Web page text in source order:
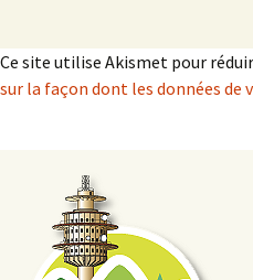
Ce site utilise Akismet pour
sur la façon dont les données